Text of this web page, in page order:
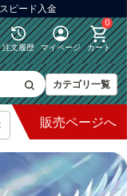
ピード入金
注文履歴 マイページ
0
カート
カテゴリ一覧
販売ページへ